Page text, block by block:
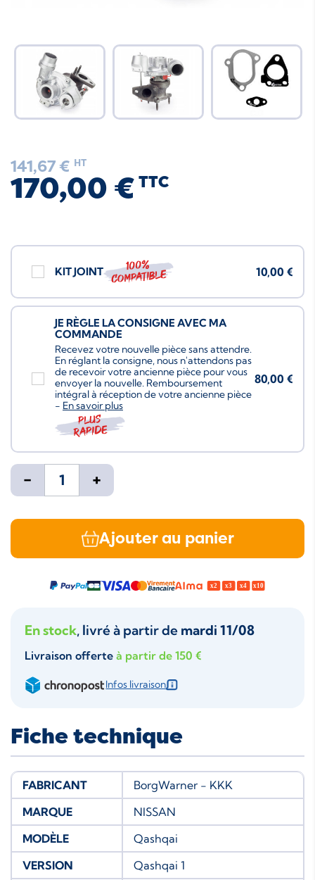
141,67 € HT
170,00 € TTC
KIT JOINT 100%
compatible 10,00 €
JE RÈGLE LA CONSIGNE AVEC MA
COMMANDE
Recevez votre nouvelle pièce sans attendre.
En réglant la consigne, nous n'attendons pas
de recevoir votre ancienne pièce pour vous
envoyer la nouvelle. Remboursement
intégral à réception de votre ancienne pièce
- En savoir plus
Plus
rapide
80,00 €
- +
Ajouter au panier
En stock, livré à partir de mardi 11/08
Livraison offerte à partir de 150 €
Infos livraison
Fiche technique
FABRICANT
BorgWarner - KKK
MARQUE
NISSAN
MODÈLE
Qashqai
VERSION
Qashqai 1